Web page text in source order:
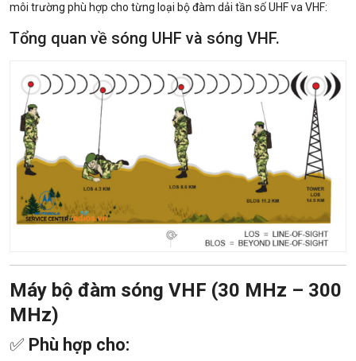
môi trường phù hợp cho từng loại bộ đàm dải tần số UHF va VHF:
Tổng quan về sóng UHF và sóng VHF.
Máy bộ đàm sóng VHF (30 MHz – 300
MHz)
✅ Phù hợp cho: